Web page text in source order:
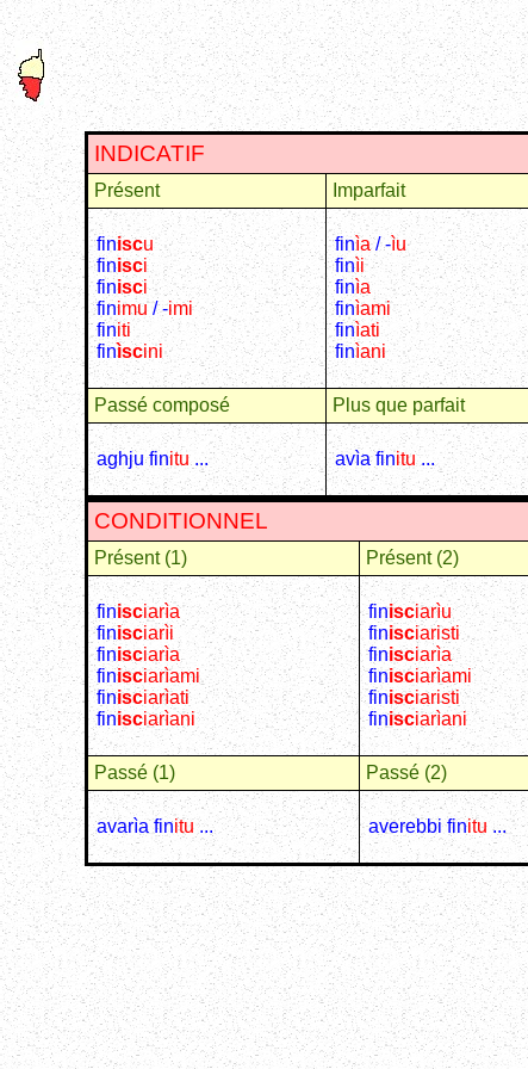
INDICATIF
Présent Imparfait
finiscu
finisci
finisci
finimu/ -imi
finiti
finìscini
finìa/ -ìu
finìi
finìa
finìami
finìati
finìani
Passé composé Plus que parfait
aghju finitu ... avìa finitu...
CONDITIONNEL
Présent (1) Présent (2)
finisciarìa
finisciarìi
finisciarìa
finisciarìami
finisciarìati
finisciarìani
finisciarìu
finisciaristi
finisciarìa
finisciarìami
finisciaristi
finisciarìani
Passé (1) Passé (2)
avarìa finitu ... averebbi finitu ...